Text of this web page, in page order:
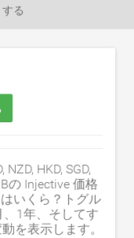
る
NZD, HKD, SGD,
の Injective 価格
いくら？トグル
1年、そしてす
を表示します。